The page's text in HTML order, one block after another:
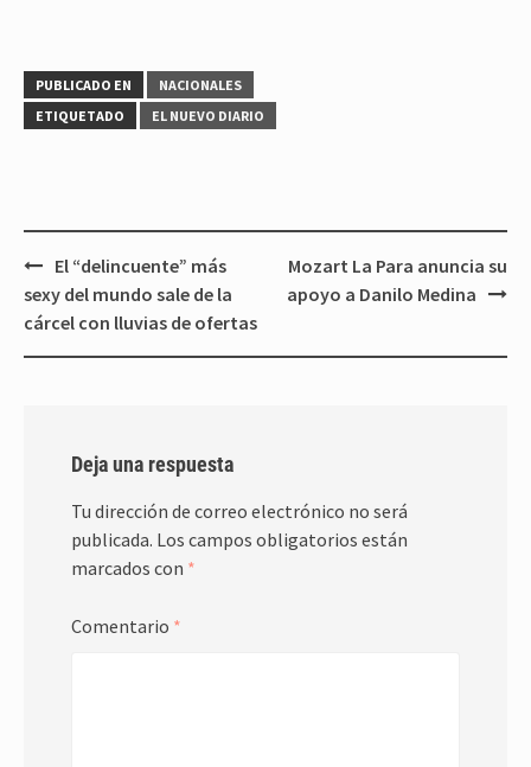
PUBLICADO EN
NACIONALES
ETIQUETADO
EL NUEVO DIARIO
Navegación
de
entradas
El “delincuente” más
sexy del mundo sale de la
cárcel con lluvias de ofertas
Mozart La Para anuncia su
apoyo a Danilo Medina
Deja una respuesta
Tu dirección de correo electrónico no será
publicada. Los campos obligatorios están
marcados con *
Comentario *